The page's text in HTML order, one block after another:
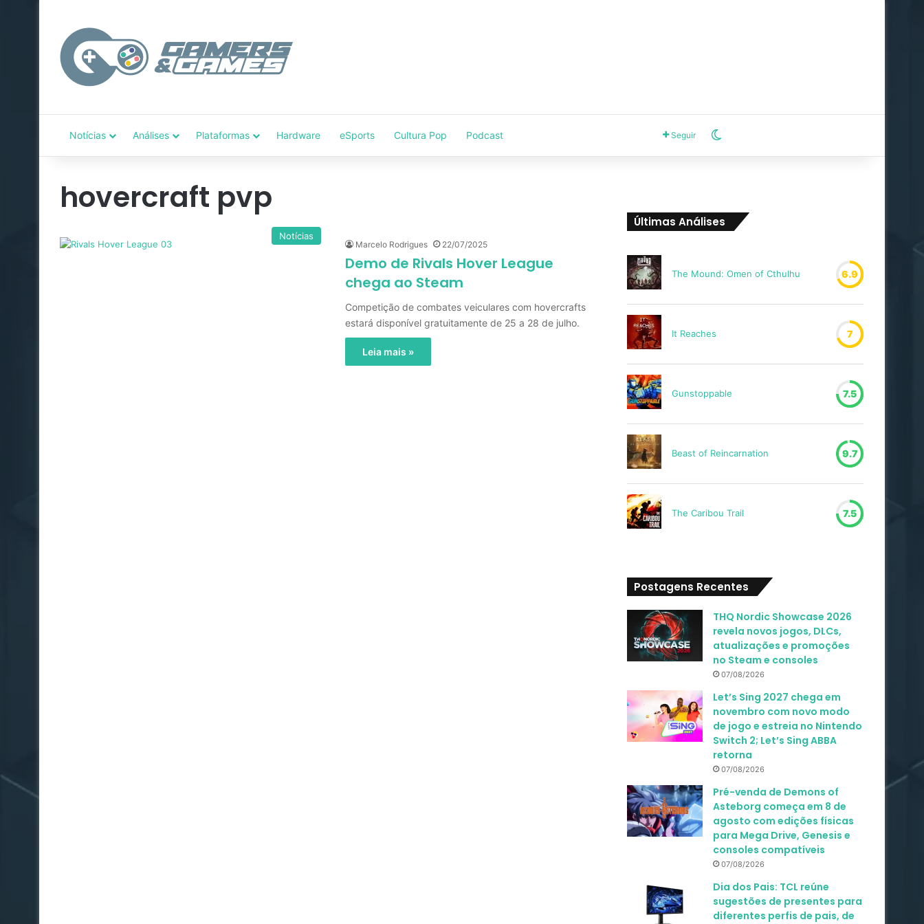
Notícias Análises Plataformas Hardware eSports Cultura Pop Podcast Seguir
hovercraft pvp
Notícias
Marcelo Rodrigues 22/07/2025
Demo de Rivals Hover League
chega ao Steam
Competição de combates veiculares com hovercrafts
estará disponível gratuitamente de 25 a 28 de julho.
Leia mais »
Últimas Análises
The Mound: Omen of Cthulhu 6.9
It Reaches 7
Gunstoppable 7.5
Beast of Reincarnation 9.7
The Caribou Trail 7.5
Postagens Recentes
THQ Nordic Showcase 2026
revela novos jogos, DLCs,
atualizações e promoções
no Steam e consoles
07/08/2026
Let’s Sing 2027 chega em
novembro com novo modo
de jogo e estreia no Nintendo
Switch 2; Let’s Sing ABBA
retorna
07/08/2026
Pré-venda de Demons of
Asteborg começa em 8 de
agosto com edições físicas
para Mega Drive, Genesis e
consoles compatíveis
07/08/2026
Dia dos Pais: TCL reúne
sugestões de presentes para
diferentes perfis de pais, de